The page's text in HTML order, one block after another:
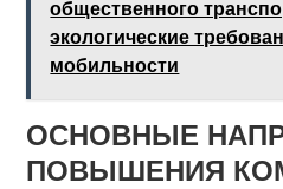
общественного
экологические
мобильности
ОСНОВНЫЕ
ПОВЫШЕНИЯ